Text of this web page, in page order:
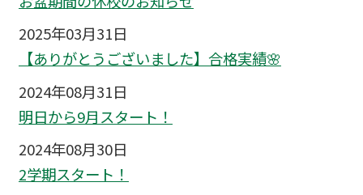
2025年03月31日
【ありがとうございました】合格実績🌸
2024年08月31日
明日から9月スタート！
2024年08月30日
2学期スタート！